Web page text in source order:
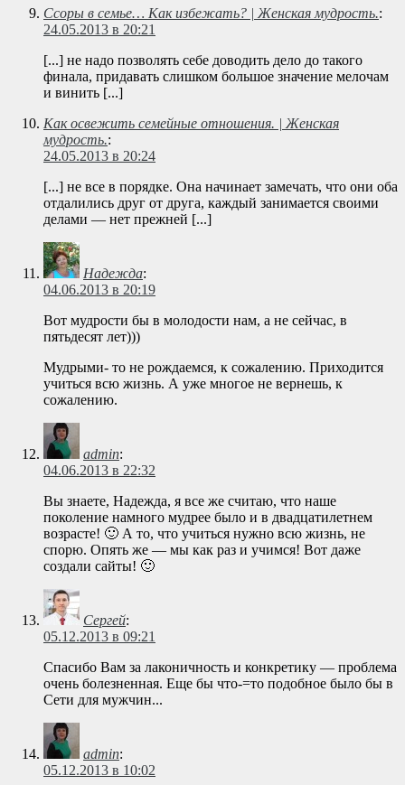
Ссоры в семье… Как избежать? | Женская мудрость.:
24.05.2013 в 20:21
[...] не надо позволять себе доводить дело до такого
финала, придавать слишком большое значение мелочам
и винить [...]
Как освежить семейные отношения. | Женская
мудрость.:
24.05.2013 в 20:24
[...] не все в порядке. Она начинает замечать, что они оба
отдалились друг от друга, каждый занимается своими
делами — нет прежней [...]
Надежда:
04.06.2013 в 20:19
Вот мудрости бы в молодости нам, а не сейчас, в
пятьдесят лет)))
Мудрыми- то не рождаемся, к сожалению. Приходится
учиться всю жизнь. А уже многое не вернешь, к
сожалению.
admin:
04.06.2013 в 22:32
Вы знаете, Надежда, я все же считаю, что наше
поколение намного мудрее было и в двадцатилетнем
возрасте! 🙂 А то, что учиться нужно всю жизнь, не
спорю. Опять же — мы как раз и учимся! Вот даже
создали сайты! 🙂
Сергей:
05.12.2013 в 09:21
Спасибо Вам за лаконичность и конкретику — проблема
очень болезненная. Еще бы что-=то подобное было бы в
Сети для мужчин...
admin:
05.12.2013 в 10:02